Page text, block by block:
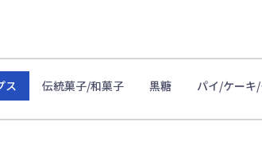
ス 伝統菓子/和菓子 黒糖 パイ/ケーキ/